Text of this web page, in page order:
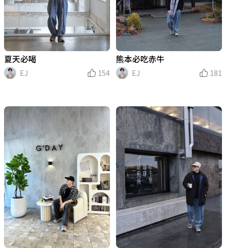
夏天必喝
EJ
154
熊本必吃赤牛
EJ
181